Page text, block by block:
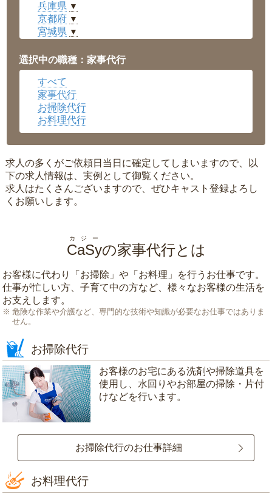
兵庫県 ▼
京都府 ▼
宮城県 ▼
福井県 ▼
岡山県 ▼
広島県
沖縄県 ▼
選択中の職種：家事代行
すべて
家事代行
お掃除代行
お料理代行
求人の多くがご依頼日当日に確定してしまいますので、以
下の求人情報は、実例として御覧ください。
求人はたくさんございますので、ぜひキャスト登録よろし
くお願いします。
CaSy
カジー
の家事代行とは
お客様に代わり「 お掃除 」や「 お料理 」を行うお仕事です。
仕事が忙しい方、子育て中の方など、様々なお客様の生活を
お支えします。
危険な作業や介護など、専門的な技術や知識が必要なお仕事ではありま
せん。
お掃除代行
お客様のお宅にある洗剤や掃除道具を
使用し、水回りやお部屋の掃除・片付
けなどを行います。
お掃除代行のお仕事詳細
お料理代行